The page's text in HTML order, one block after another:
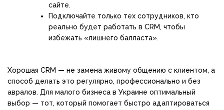
сайте.
Подключайте только тех сотрудников, кто
реально будет работать в CRM, чтобы
избежать «лишнего балласта».
Хорошая CRM — не замена живому общению с клиентом, а
способ делать это регулярно, профессионально и без
авралов. Для малого бизнеса в Украине оптимальный
выбор — тот, который помогает быстро адаптироваться